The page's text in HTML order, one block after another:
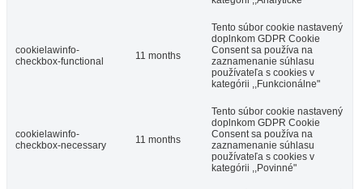
cookielawinfo-
checkbox-functional
11 months
Tento súbor cookie nastavený
doplnkom GDPR Cookie
Consent sa používa na
zaznamenanie súhlasu
používateľa s cookies v
kategórii ,,Funkcionálne"
cookielawinfo-
checkbox-necessary
11 months
Tento súbor cookie nastavený
doplnkom GDPR Cookie
Consent sa používa na
zaznamenanie súhlasu
používateľa s cookies v
kategórii ,,Povinné"